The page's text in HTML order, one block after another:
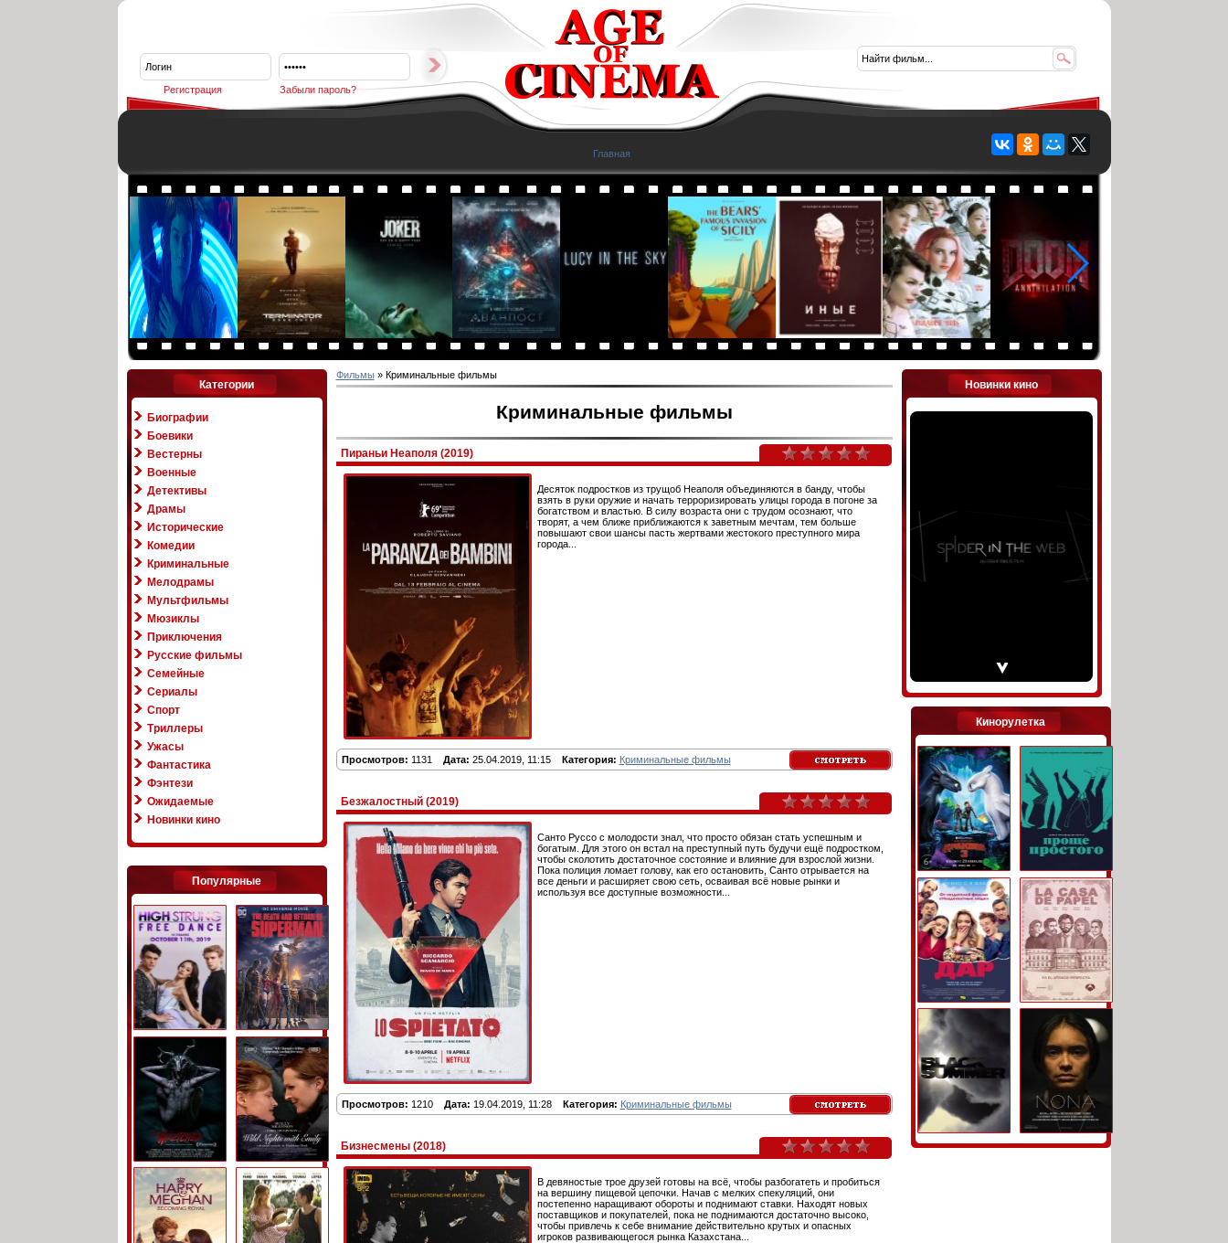
Регистрация Забыли пароль?
Главная
Категории
Биографии
Боевики
Вестерны
Военные
Детективы
Драмы
Исторические
Комедии
Криминальные
Мелодрамы
Мультфильмы
Мюзиклы
Приключения
Русские фильмы
Семейные
Сериалы
Спорт
Триллеры
Ужасы
Фантастика
Фэнтези
Ожидаемые
Новинки кино
Популярные
Фильмы» Криминальные фильмы
Криминальные фильмы
Пираньи Неаполя (2019)
Десяток подростков из трущоб Неаполя объединяются в банду, чтобы
взять в руки оружие и начать терроризировать улицы города в погоне за
богатством и властью. В силу возраста они с трудом осознают, что
творят, а чем ближе приближаются к заветным мечтам, тем больше
повышают свои шансы пасть жертвами жестокого преступного мира
города...
Просмотров: 1131 Дата: 25.04.2019, 11:15 Категория: Криминальные фильмы
Безжалостный (2019)
Санто Руссо с молодости знал, что просто обязан стать успешным и
богатым. Для этого он встал на преступный путь будучи ещё подростком,
чтобы сколотить достаточное состояние и влияние для взрослой жизни.
Пока полиция ломает голову, как его остановить, Санто отрывается на
все деньги и расширяет свою сеть, осваивая всё новые рынки и
используя все доступные возможности...
Просмотров: 1210 Дата: 19.04.2019, 11:28 Категория: Криминальные фильмы
Бизнесмены (2018)
В девяностые трое друзей готовы на всё, чтобы разбогатеть и пробиться
на вершину пищевой цепочки. Начав с мелких спекуляций, они
постепенно наращивают обороты и поднимают ставки. Находят новых
поставщиков и покупателей, пока не поднимаются достаточно высоко,
чтобы привлечь к себе внимание действительно крутых и опасных
игроков развивающегося рынка Казахстана...
Новинки кино
Кинорулетка